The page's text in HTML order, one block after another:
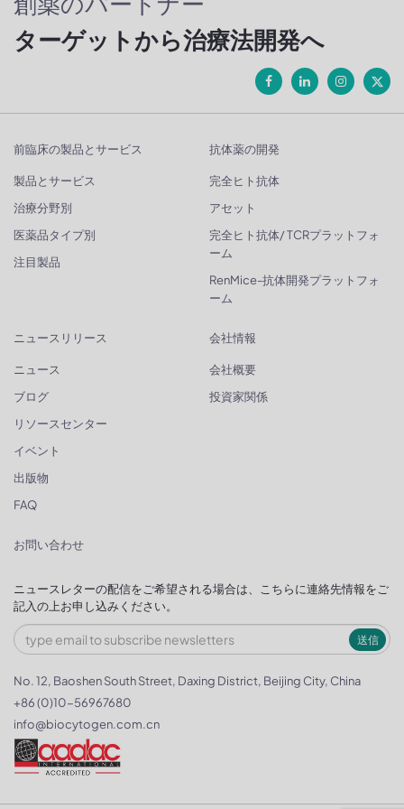
ターゲットから治療法開発へ
前臨床の製品とサービス
製品とサービス
治療分野別
医薬品タイプ別
注目製品
抗体薬の開発
完全ヒト抗体
アセット
完全ヒト抗体/ TCRプラットフォ
ーム
RenMice-抗体開発プラットフォ
ーム
ニュースリリース
ニュース
ブログ
リソースセンター
イベント
出版物
FAQ
会社情報
会社概要
投資家関係
お問い合わせ
ニュースレターの配信をご希望される場合は、こちらに連絡先情報をご
記入の上お申し込みください。
送信
No. 12, Baoshen South Street, Daxing District, Beijing City, China
+86 (0)10-56967680
info@biocytogen.com.cn